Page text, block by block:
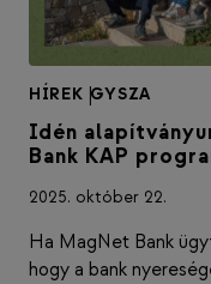
HÍREK |
GYSZA
Idén
Bank KAP
2025. október 22.
Ha MagNet Bank
hogy a bank